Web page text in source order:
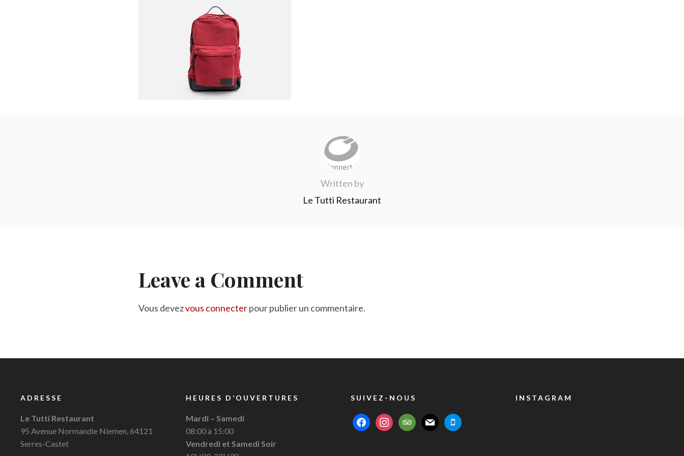
Written by
Le Tutti Restaurant
Leave a Comment
Vous devezvous connecterpour publier un commentaire.
ADRESSE
Le Tutti Restaurant
95 Avenue Normandie Niemen, 64121
Serres-Castet
HEURES D’OUVERTURES
Mardi – Samedi
08:00 à 15:00
Vendredi et Samedi Soir
SUIVEZ-NOUS
facebookinstagramtripadvisor
mail mobile
INSTAGRAM